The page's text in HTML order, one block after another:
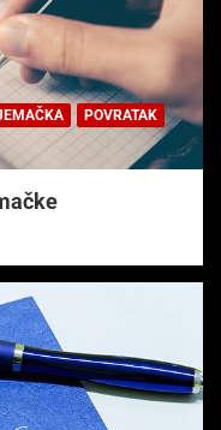
POVRATAK